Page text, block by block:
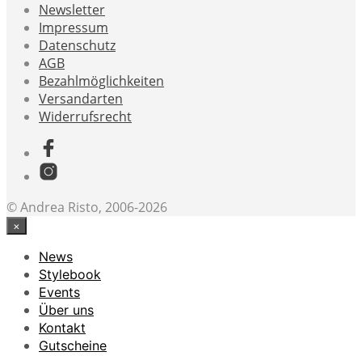
Newsletter
Impressum
Datenschutz
AGB
Bezahlmöglichkeiten
Versandarten
Widerrufsrecht
© Andrea Risto, 2006-2026
×
News
Stylebook
Events
Über uns
Kontakt
Gutscheine